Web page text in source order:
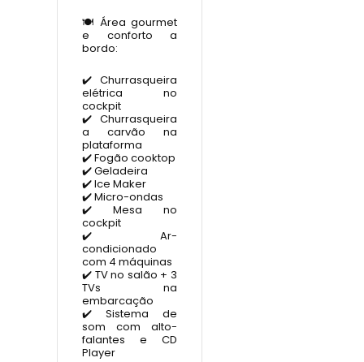
🍽️ Área gourmet
e conforto a
bordo:
✔️ Churrasqueira
elétrica no
cockpit
✔️ Churrasqueira
a carvão na
plataforma
✔️ Fogão cooktop
✔️ Geladeira
✔️ Ice Maker
✔️ Micro-ondas
✔️ Mesa no
cockpit
✔️ Ar-
condicionado
com 4 máquinas
✔️ TV no salão + 3
TVs na
embarcação
✔️ Sistema de
som com alto-
falantes e CD
Player